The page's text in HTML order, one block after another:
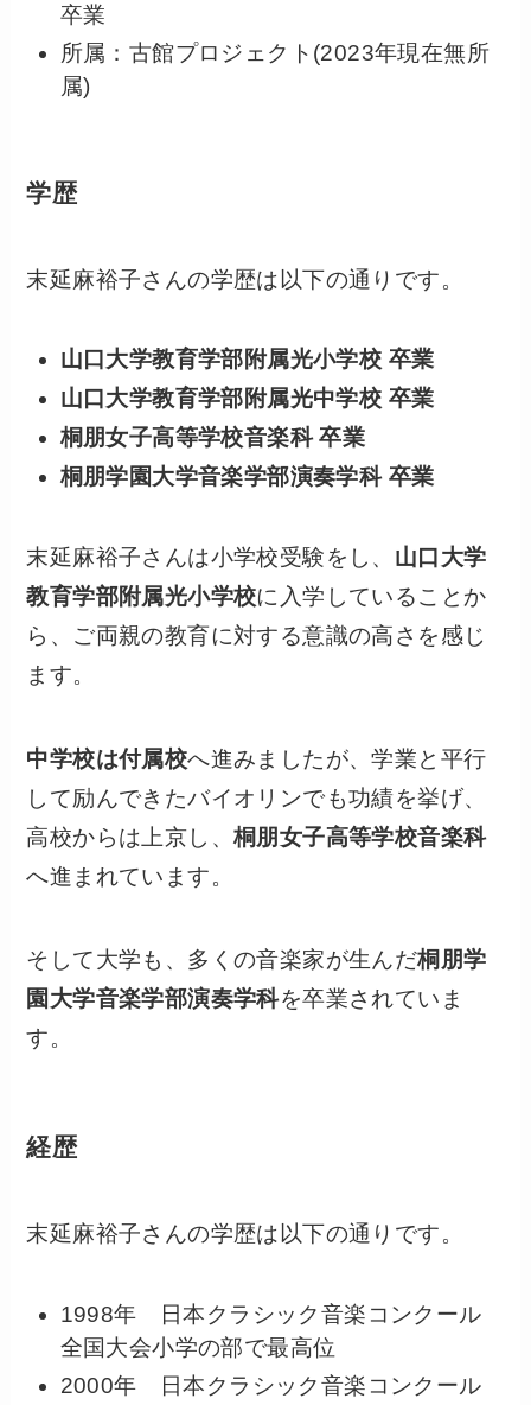
卒業
所属：古館プロジェクト(2023年現在無所
属)
学歴
末延麻裕子さんの学歴は以下の通りです。
山口大学教育学部附属光小学校 卒業
山口大学教育学部附属光中学校 卒業
桐朋女子高等学校音楽科 卒業
桐朋学園大学音楽学部演奏学科 卒業
末延麻裕子さんは小学校受験をし、 山口大学
教育学部附属光小学校に入学していることか
ら、ご両親の教育に対する意識の高さを感じ
ます。
中学校は付属校へ進みましたが、学業と平行
して励んできたバイオリンでも功績を挙げ、
高校からは上京し、桐朋女子高等学校音楽科
へ進まれています。
そして大学も、多くの音楽家が生んだ桐朋学
園大学音楽学部演奏学科を卒業されていま
す。
経歴
末延麻裕子さんの学歴は以下の通りです。
1998年 日本クラシック音楽コンクール
全国大会小学の部で最高位
2000年 日本クラシック音楽コンクール